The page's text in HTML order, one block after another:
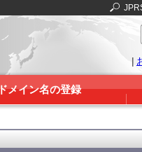
|
メイン名の登録